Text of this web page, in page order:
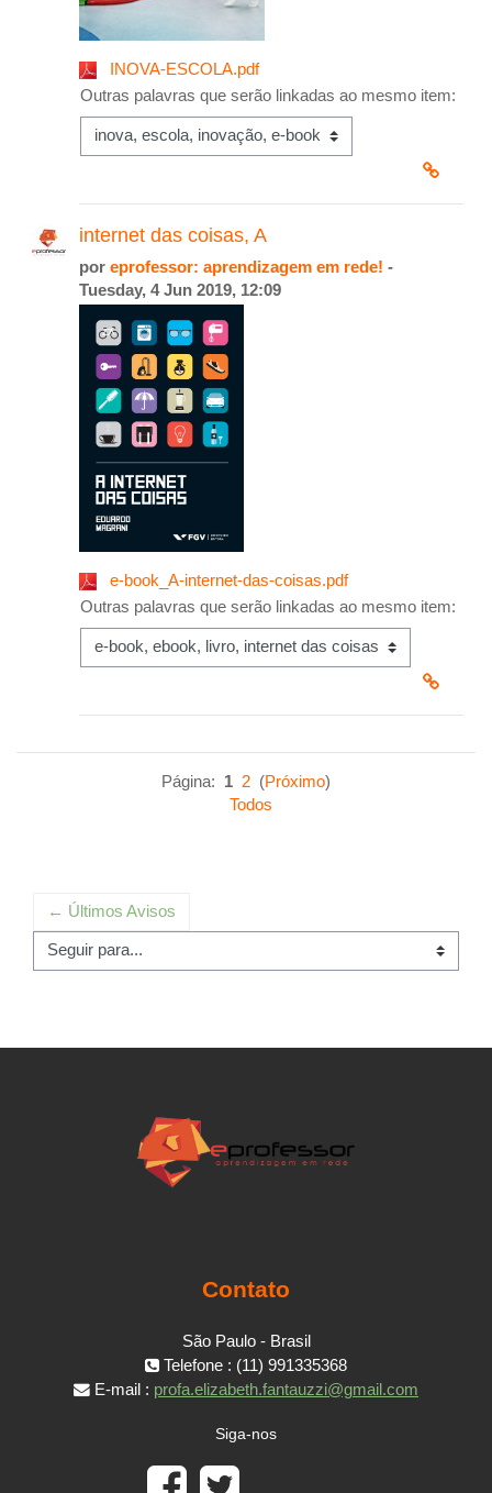
INOVA-ESCOLA.pdf
Outras palavras que serão linkadas ao mesmo item:
internet das coisas, A
por eprofessor: aprendizagem em rede! -
Tuesday, 4 Jun 2019, 12:09
e-book_A-internet-das-coisas.pdf
Outras palavras que serão linkadas ao mesmo item:
Página: 1 2 (Próximo)
Todos
← Últimos Avisos
Seguir para...
Contato
São Paulo - Brasil
Telefone : (11) 991335368
E-mail : profa.elizabeth.fantauzzi@gmail.com
Siga-nos